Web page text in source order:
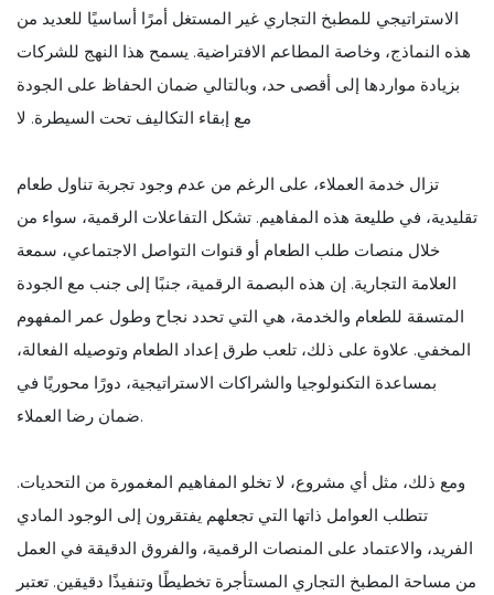
الاستراتيجي للمطبخ التجاري غير المستغل أمرًا أساسيًا للعديد من
هذه النماذج، وخاصة المطاعم الافتراضية. يسمح هذا النهج للشركات
بزيادة مواردها إلى أقصى حد، وبالتالي ضمان الحفاظ على الجودة
مع إبقاء التكاليف تحت السيطرة. لا
تزال خدمة العملاء، على الرغم من عدم وجود تجربة تناول طعام
تقليدية، في طليعة هذه المفاهيم. تشكل التفاعلات الرقمية، سواء من
خلال منصات طلب الطعام أو قنوات التواصل الاجتماعي، سمعة
العلامة التجارية. إن هذه البصمة الرقمية، جنبًا إلى جنب مع الجودة
المتسقة للطعام والخدمة، هي التي تحدد نجاح وطول عمر المفهوم
المخفي. علاوة على ذلك، تلعب طرق إعداد الطعام وتوصيله الفعالة،
بمساعدة التكنولوجيا والشراكات الاستراتيجية، دورًا محوريًا في
ضمان رضا العملاء.
ومع ذلك، مثل أي مشروع، لا تخلو المفاهيم المغمورة من التحديات.
تتطلب العوامل ذاتها التي تجعلهم يفتقرون إلى الوجود المادي
الفريد، والاعتماد على المنصات الرقمية، والفروق الدقيقة في العمل
من مساحة المطبخ التجاري المستأجرة تخطيطًا وتنفيذًا دقيقين. تعتبر